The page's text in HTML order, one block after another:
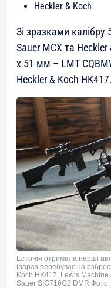
Heckler & Koch
Зі зразками
Sauer МСХ та Heckler
х 51 мм – LMT
Heckler & Koch НК417.
Естонія отримала перші
(зараз перебуває на
Koch HK417, Lewis Machine
Sauer SIG716G2 DMR Фото: